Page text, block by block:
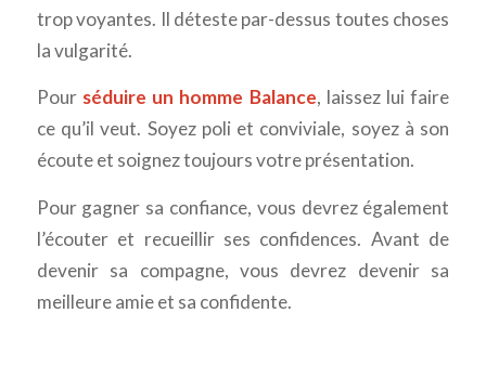
trop voyantes. Il déteste par-dessus toutes choses
la vulgarité.
Pour séduire un homme Balance, laissez lui faire
ce qu’il veut. Soyez poli et conviviale, soyez à son
écoute et soignez toujours votre présentation.
Pour gagner sa confiance, vous devrez également
l’écouter et recueillir ses confidences. Avant de
devenir sa compagne, vous devrez devenir sa
meilleure amie et sa confidente.